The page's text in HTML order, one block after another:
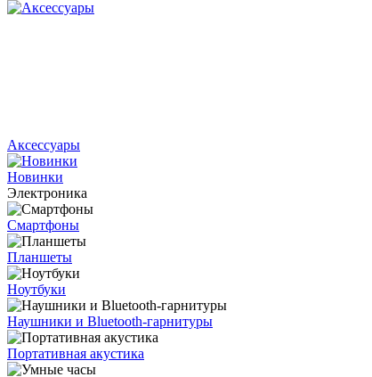
Аксессуары
Новинки
Электроника
Смартфоны
Планшеты
Ноутбуки
Наушники и Bluetooth-гарнитуры
Портативная акустика